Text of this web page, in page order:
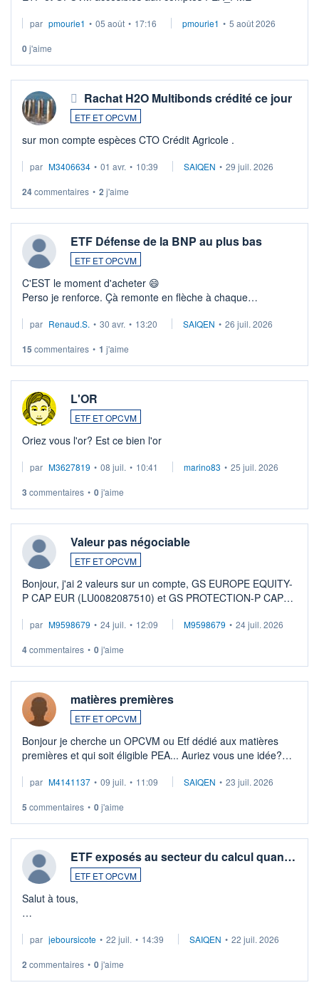
par pmourie1 • 05 août • 17:16 pmourie1 • 5 août 2026
0j'aime
Rachat H2O Multibonds crédité ce jour
ETF ET OPCVM
sur mon compte espèces CTO Crédit Agricole .
par M3406634 • 01 avr. • 10:39 SAIQEN • 29 juil. 2026
24commentaires • 2 j'aime
ETF Défense de la BNP au plus bas
ETF ET OPCVM
C'EST le moment d'acheter 😄​
Perso je renforce. Çà remonte en flèche à chaque
Investissement long terme tip top pour sa retraite.
par Renaud.S. • 30 avr. • 13:20 SAIQEN • 26 juil. 2026
15 commentaires • 1 j'aime
L'OR
ETF ET OPCVM
Oriez vous l'or? Est ce bien l'or
par M3627819 • 08 juil. • 10:41 marino83 • 25 juil. 2026
3 commentaires • 0j'aime
Valeur pas négociable
ETF ET OPCVM
Bonjour, j'ai 2 valeurs sur un compte, GS EUROPE EQUITY-
P CAP EUR (LU0082087510) et GS PROTECTION-P CAP
veux procéder à la vente, on me signale ...
par M9598679 • 24 juil. • 12:09 M9598679 • 24 juil. 2026
4commentaires • 0j'aime
matières premières
ETF ET OPCVM
Bonjour je cherche un OPCVM ou Etf dédié aux matières
premières et qui soit éligible PEA... Auriez vous une idée?
par M4141137 • 09 juil. • 11:09 SAIQEN • 23 juil. 2026
5 commentaires • 0j'aime
ETF exposés au secteur du calcul quan…
ETF ET OPCVM
Salut à tous,
via un ETF plutôt que des actions individuelles.
Idéalement, je voudrais qu'il soit éligible au PEA.
par jeboursicote • 22 juil. • 14:39 SAIQEN • 22 juil. 2026
2 commentaires • 0j'aime